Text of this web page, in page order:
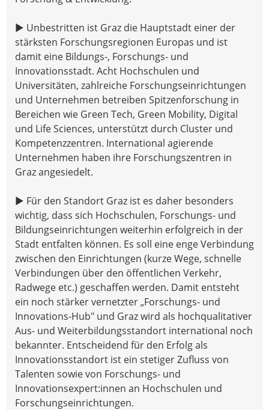
▶ Unbestritten ist Graz die Hauptstadt einer der
stärksten Forschungsregionen Europas und ist
damit eine Bildungs-, Forschungs- und
Innovationsstadt. Acht Hochschulen und
Universitäten, zahlreiche Forschungseinrichtungen
und Unternehmen betreiben Spitzenforschung in
Bereichen wie Green Tech, Green Mobility, Digital
und Life Sciences, unterstützt durch Cluster und
Kompetenzzentren. International agierende
Unternehmen haben ihre Forschungszentren in
Graz angesiedelt.
▶ Für den Standort Graz ist es daher besonders
wichtig, dass sich Hochschulen, Forschungs- und
Bildungseinrichtungen weiterhin erfolgreich in der
Stadt entfalten können. Es soll eine enge Verbindung
zwischen den Einrichtungen (kurze Wege, schnelle
Verbindungen über den öffentlichen Verkehr,
Radwege etc.) geschaffen werden. Damit entsteht
ein noch stärker vernetzter „Forschungs- und
Innovations-Hub" und Graz wird als hochqualitativer
Aus- und Weiterbildungsstandort international noch
bekannter. Entscheidend für den Erfolg als
Innovationsstandort ist ein stetiger Zufluss von
Talenten sowie von Forschungs- und
Innovationsexpert:innen an Hochschulen und
Forschungseinrichtungen.